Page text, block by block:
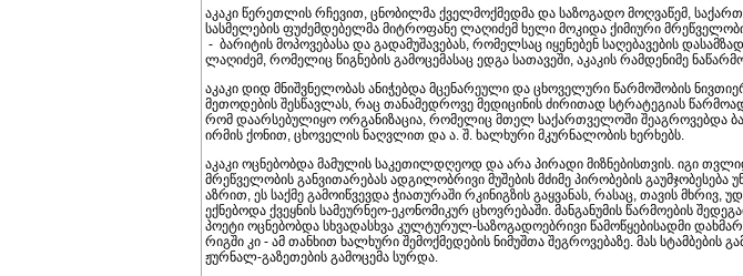
აკაკი წერეთლის რჩევით, ცნობილმა ქველმოქმედმა და საზოგადო მოღვაწემ,
სასმელების ფუძემდებელმა მიტროფანე ლაღიძემ ხელი მოკიდა ქიმიური
- ბარიტის მოპოვებასა და გადამუშავებას, რომელსაც იყენებენ საღებავების
ლაღიძემ, რომელიც წიგნების გამოცემასაც ედგა სათავეში, აკაკის რამდენიმე
აკაკი დიდ მნიშვნელობას ანიჭებდა მცენარეული და ცხოველური წარმოშობის
მეთოდების შესწავლას, რაც თანამედროვე მედიცინის ძირითად სტრატეგიას
რომ დაარსებულიყო ორგანიზაცია, რომელიც მთელ საქართველოში შეაგროვებდა
ირმის ქონით, ცხოველის ნაღვლით და ა. შ. ხალხური მკურნალობის ხერხებს.
აკაკი ოცნებობდა მამულის საკეთილდღეოდ და არა პირადი მიზნებისთვის. იგი
მრეწველობის განვითარებას ადგილობრივი მუშების მძიმე პირობების გაუმჯობესება
აზრით, ეს საქმე გამოიწვევდა ჭიათურაში რკინიგზის გაყვანას, რასაც, თავის მხრივ,
ექნებოდა ქვეყნის სამეურნეო-ეკონომიკურ ცხოვრებაში. მანგანუმის წარმოების
პოეტი ოცნებობდა სხვადასხვა კულტურულ-საზოგადოებრივი წამოწყებისადმი
რიგში კი - ამ თანხით ხალხური შემოქმედების ნიმუშთა შეგროვებაზე. მას სტამბების
ჟურნალ-გაზეთების გამოცემა სურდა.